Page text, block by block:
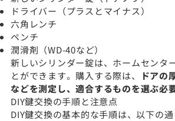
ドライバー（プラスとマイナス）
六角レンチ
ペンチ
潤滑剤（WD-40など）
新しいシリンダー錠は、ホームセンタ
とができます。購入する際は、
ドアの
などを測定し、適合するものを選ぶ必
DIY鍵交換の手順と注意点
DIY鍵交換の基本的な手順は、以下の通